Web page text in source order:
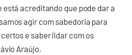
está acreditando que pode dar a
agir com sabedoria para
e saber lidar com os
Araújo.